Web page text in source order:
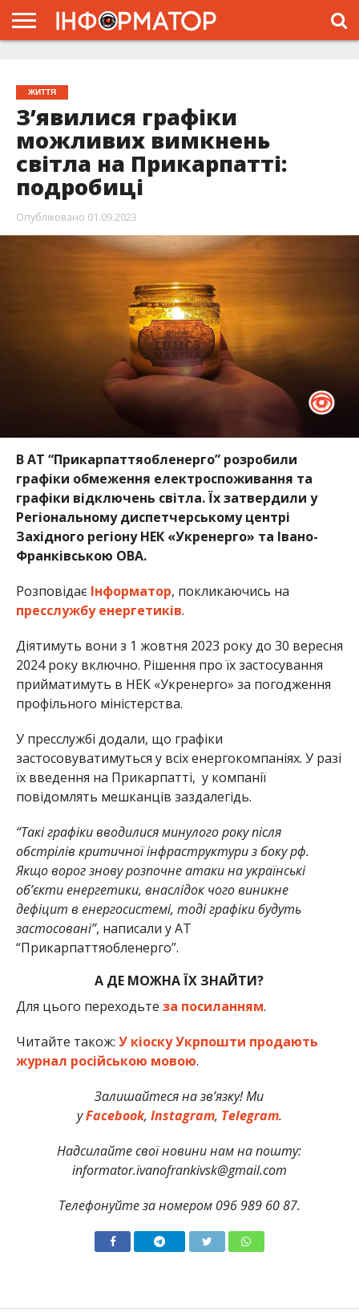
ЖИТТЯ
З’явилися графіки
можливих вимкнень
світла на Прикарпатті:
подробиці
Опубліковано 01.09.2023
В АТ “Прикарпаттяобленерго” розробили
графіки обмеження електроспоживання та
графіки відключень світла. Їх затвердили у
Регіональному диспетчерському центрі
Західного регіону НЕК «Укренерго» та Івано-
Франківською ОВА.
Розповідає Інформатор, покликаючись на
пресслужбу енергетиків.
Діятимуть вони з 1 жовтня 2023 року до 30 вересня
2024 року включно. Рішення про їх застосування
прийматимуть в НЕК «Укренерго» за погодження
профільного міністерства.
У пресслужбі додали, що графіки
застосовуватимуться у всіх енергокомпаніях. У разі
їх введення на Прикарпатті, у компанії
повідомлять мешканців заздалегідь.
“Такі графіки вводилися минулого року після
обстрілів критичної інфраструктури з боку рф.
Якщо ворог знову розпочне атаки на українські
об’єкти енергетики, внаслідок чого виникне
дефіцит в енергосистемі, тоді графіки будуть
застосовані”, написали у АТ
“Прикарпаттяобленерго”.
А ДЕ МОЖНА ЇХ ЗНАЙТИ?
Для цього переходьте за посиланням.
Читайте також: У кіоску Укрпошти продають
журнал російською мовою.
Залишайтеся на зв’язку! Ми
уFacebook, Instagram, Telegram.
Надсилайте свої новини нам на пошту:
informator.ivanofrankivsk@gmail.com
Телефонуйте за номером 096 989 60 87.